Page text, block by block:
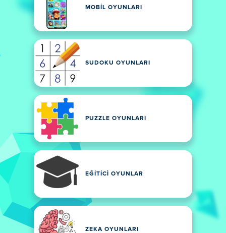
MOBIL OYUNLARI
SUDOKU OYUNLARI
PUZZLE OYUNLARI
EĞITICI OYUNLAR
ZEKA OYUNLARI